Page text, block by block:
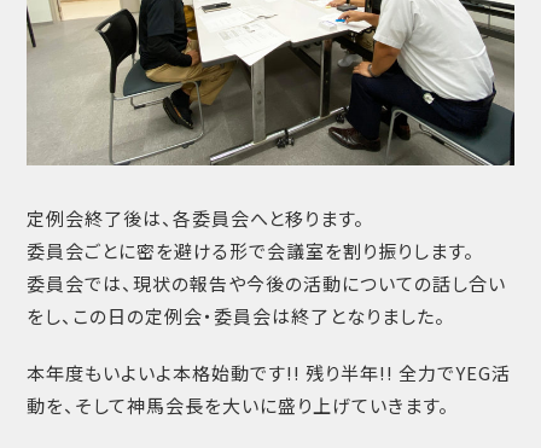
定例会終了後は、各委員会へと移ります。
委員会ごとに密を避ける形で会議室を割り振りします。
委員会では、現状の報告や今後の活動についての話し合い
をし、この日の定例会・委員会は終了となりました。
本年度もいよいよ本格始動です!! 残り半年!! 全力でYEG活
動を、そして神馬会長を大いに盛り上げていきます。